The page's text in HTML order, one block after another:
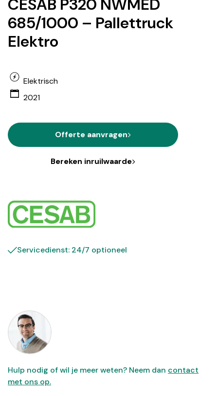
CESAB P320 NWMED
685/1000 – Pallettruck
Elektro
Elektrisch
2021
Offerte aanvragen
Bereken inruilwaarde
Servicedienst: 24/7 optioneel
Hulp nodig of wil je meer weten? Neem dan contact
met ons op.